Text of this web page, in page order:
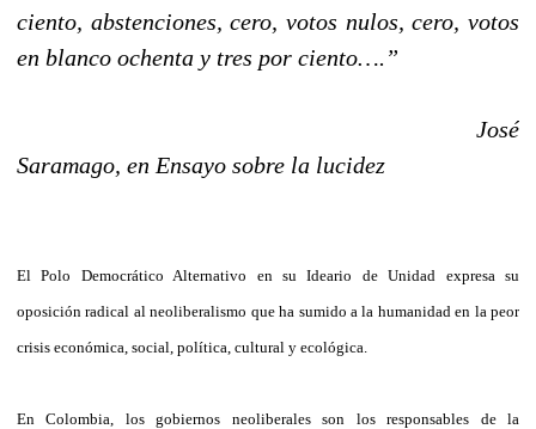
ciento, abstenciones, cero, votos nulos, cero, votos
en blanco ochenta y tres por ciento….”
José
Saramago, en Ensayo sobre la lucidez
El Polo Democrático Alternativo en su Ideario de Unidad expresa su
oposición radical al neoliberalismo que ha sumido a la humanidad en la peor
crisis económica, social, política, cultural y ecológica.
En Colombia, los gobiernos neoliberales son los responsables de la